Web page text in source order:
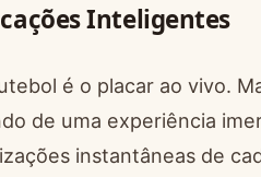
Inteligentes
é o placar ao vivo.
de uma experiência
instantâneas de